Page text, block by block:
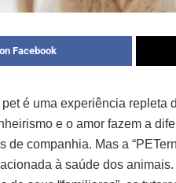
Facebook
peté uma experiência repleta
e o amor fazem a
de companhia. Mas a “PET
à saúde dos